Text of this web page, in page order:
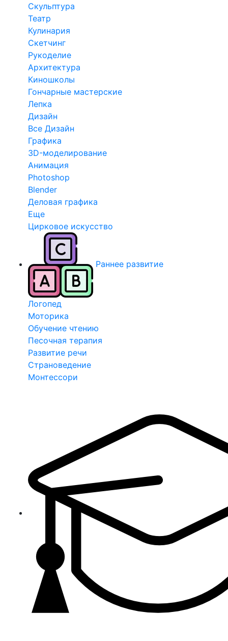
Скульптура
Театр
Кулинария
Скетчинг
Рукоделие
Архитектура
Киношколы
Гончарные мастерские
Лепка
Дизайн
Все Дизайн
Графика
3D-моделирование
Анимация
Photoshop
Blender
Деловая графика
Еще
Цирковое искусство
Раннее развитие
Логопед
Моторика
Обучение чтению
Песочная терапия
Развитие речи
Страноведение
Монтессори